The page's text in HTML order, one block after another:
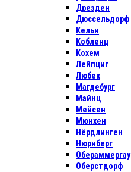
Дрезден
Дюссельдорф
Кельн
Кобленц
Кохем
Лейпциг
Любек
Магдебург
Майнц
Мейсен
Мюнхен
Нёрдлинген
Нюрнберг
Обераммергау
Оберстдорф